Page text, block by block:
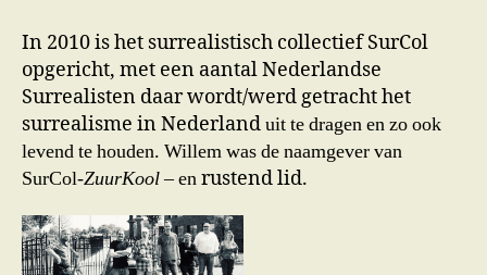
In 2010 is het surrealistisch collectief SurCol
opgericht, met een aantal Nederlandse
Surrealisten daar wordt/werd getracht het
surrealisme in Nederlanduit te dragen en zo ook
levend te houden. Willem was de naamgever van
SurCol-ZuurKool– enrustend lid.